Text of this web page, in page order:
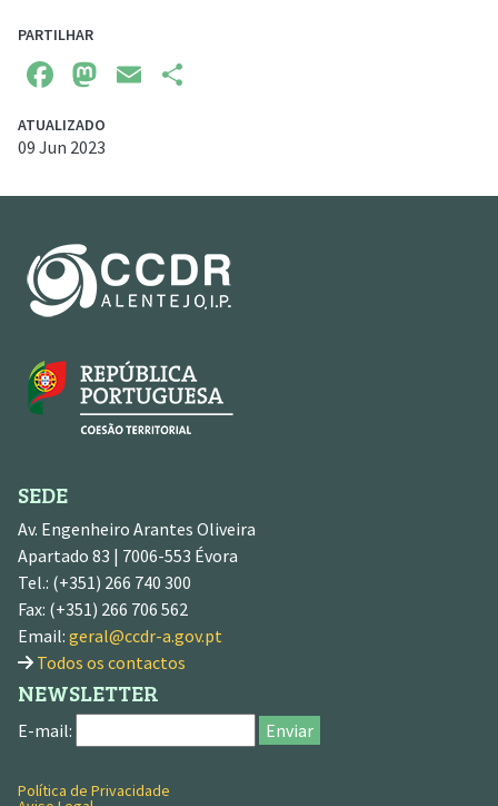
PARTILHAR
Facebook
Mastodon
Email
ATUALIZADO
09 Jun 2023
SEDE
Av. Engenheiro Arantes Oliveira
Apartado 83 | 7006-553 Évora
Tel.: (+351) 266 740 300
Fax: (+351) 266 706 562
Email: geral@ccdr-a.gov.pt
Todos os contactos
NEWSLETTER
E-mail: Enviar
MENU RODAPÉ
Política de Privacidade